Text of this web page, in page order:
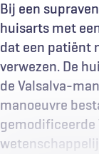
Bij een
huisarts met
dat een patiënt
verwezen. De
de Valsalva-
manoeuvre
gemodificeerde